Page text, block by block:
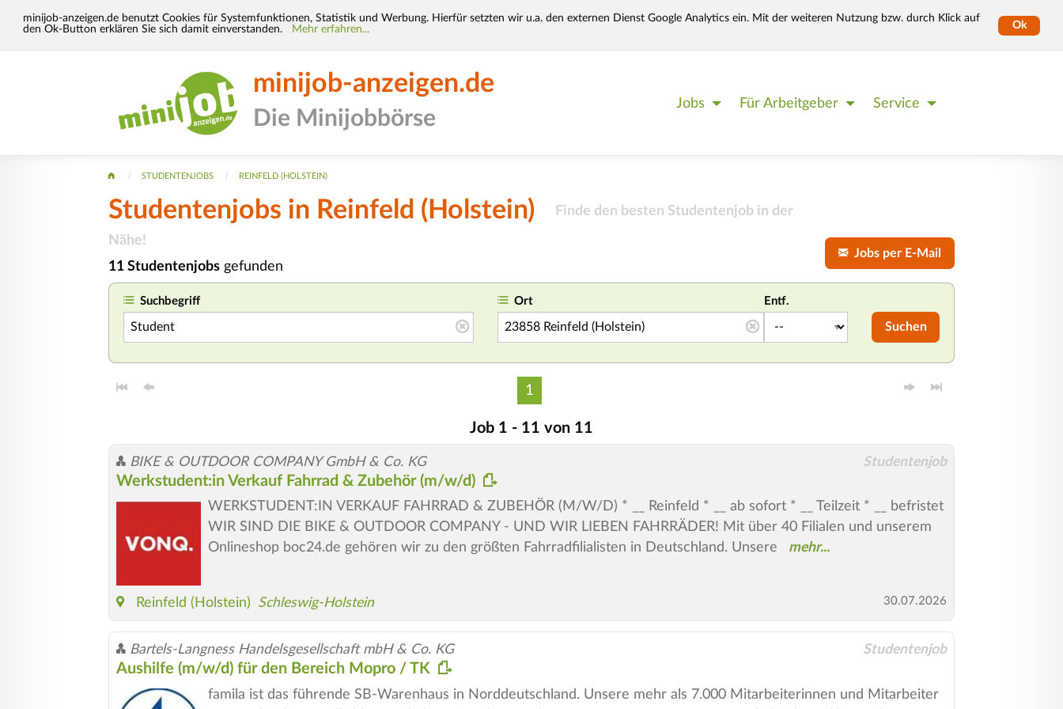
minijob-anzeigen.de benutzt Cookies für Systemfunktionen, Statistik und Werbung. Hierfür setzten wir u.a. den externen Dienst Google Analytics ein. Mit der weiteren Nutzung bzw. durch Klick auf
den Ok-Button erklären Sie sich damit einverstanden.
Mehr erfahren... Ok
minijob-anzeigen.de
Die Minijobbörse
Jobs Für Arbeitgeber Service
STUDENTENJOBS REINFELD (HOLSTEIN)
Studentenjobs in Reinfeld (Holstein) Finde den besten Studentenjob in der
Nähe!
11 Studentenjobs gefunden
Jobs per E-Mail
Suchbegriff Ort Entf.
Suchen
1
Job 1 - 11 von 11
BIKE & OUTDOOR COMPANY GmbH & Co. KG Studentenjob
Werkstudent:in Verkauf Fahrrad & Zubehör (m/w/d)
WERKSTUDENT:IN VERKAUF FAHRRAD & ZUBEHÖR (M/W/D) * __ Reinfeld * __ ab sofort * __ Teilzeit * __ befristet
WIR SIND DIE BIKE & OUTDOOR COMPANY - UND WIR LIEBEN FAHRRÄDER! Mit über 40 Filialen und unserem
Onlineshop boc24.de gehören wir zu den größten Fahrradfilialisten in Deutschland. Unsere
Reinfeld (Holstein) Schleswig-Holstein 30.07.2026
Bartels-Langness Handelsgesellschaft mbH & Co. KG Studentenjob
Aushilfe (m/w/d) für den Bereich Mopro / TK
famila ist das führende SB-Warenhaus in Norddeutschland. Unsere mehr als 7.000 Mitarbeiterinnen und Mitarbeiter